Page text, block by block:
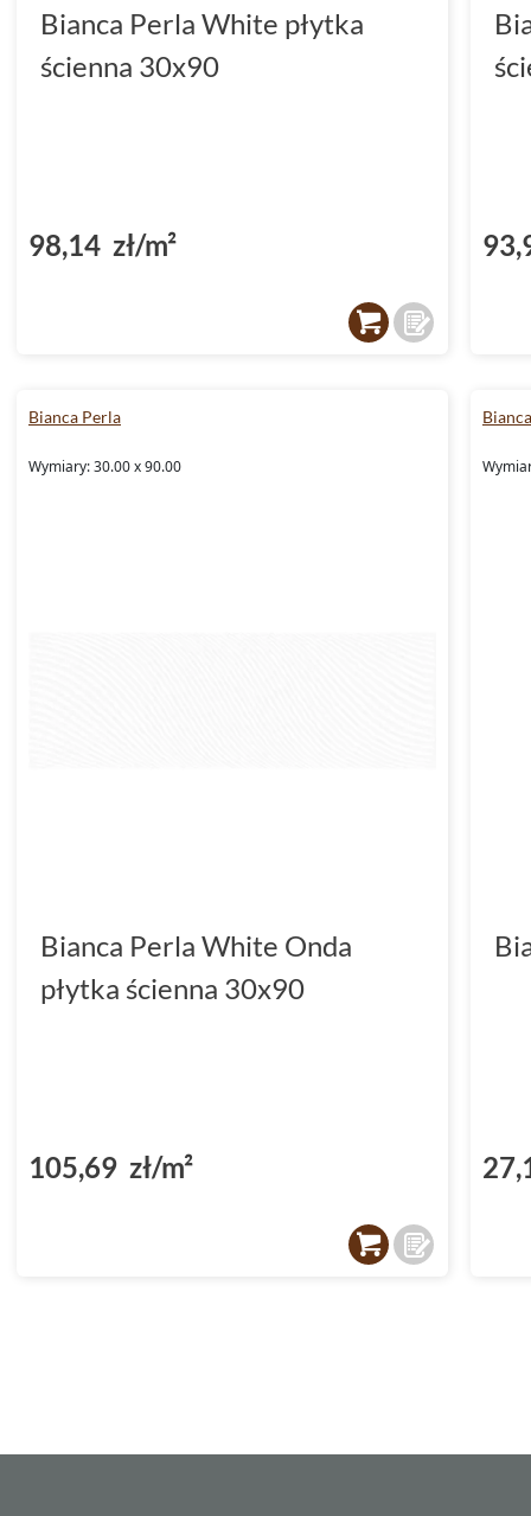
Bianca Perla White płytka
ścienna 30x90
98,14 zł/m²
Bianca Perla
Wymiary: 30.00 x 90.00
Bianca Perla White Onda
płytka ścienna 30x90
105,69 zł/m²